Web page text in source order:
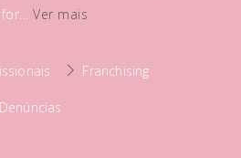
Ver mais
Franchising